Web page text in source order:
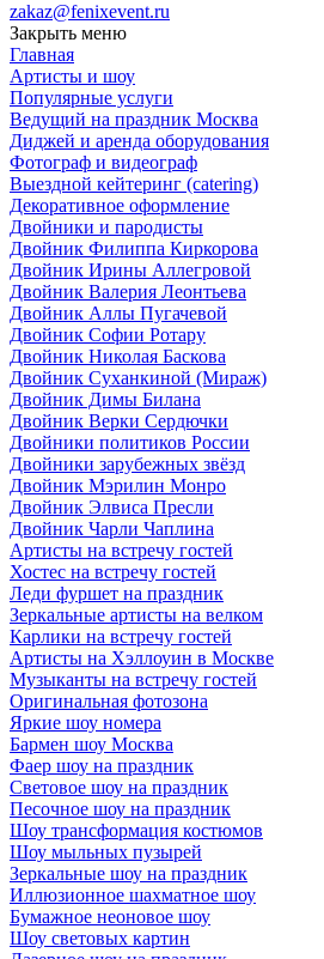
zakaz@fenixevent.ru
Закрыть меню
Главная
Артисты и шоу
Популярные услуги
Ведущий на праздник Москва
Диджей и аренда оборудования
Фотограф и видеограф
Выездной кейтеринг (catering)
Декоративное оформление
Двойники и пародисты
Двойник Филиппа Киркорова
Двойник Ирины Аллегровой
Двойник Валерия Леонтьева
Двойник Аллы Пугачевой
Двойник Софии Ротару
Двойник Николая Баскова
Двойник Суханкиной (Мираж)
Двойник Димы Билана
Двойник Верки Сердючки
Двойники политиков России
Двойники зарубежных звёзд
Двойник Мэрилин Монро
Двойник Элвиса Пресли
Двойник Чарли Чаплина
Артисты на встречу гостей
Хостес на встречу гостей
Леди фуршет на праздник
Зеркальные артисты на велком
Карлики на встречу гостей
Артисты на Хэллоуин в Москве
Музыканты на встречу гостей
Оригинальная фотозона
Яркие шоу номера
Бармен шоу Москва
Фаер шоу на праздник
Световое шоу на праздник
Песочное шоу на праздник
Шоу трансформация костюмов
Шоу мыльных пузырей
Зеркальные шоу на праздник
Иллюзионное шахматное шоу
Бумажное неоновое шоу
Шоу световых картин